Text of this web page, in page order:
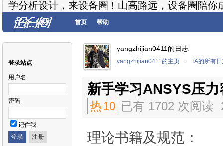
学分析设计，来设备圈！山高路远，设备圈陪你
首页 帮助
登录站点
用户名
密码
记住我
yangzhijian0411的日志
yangzhijian0411的主页 » TA的所有日
新手学习ANSYS压
热10 已有 1702 次阅读
理论书籍及规范：